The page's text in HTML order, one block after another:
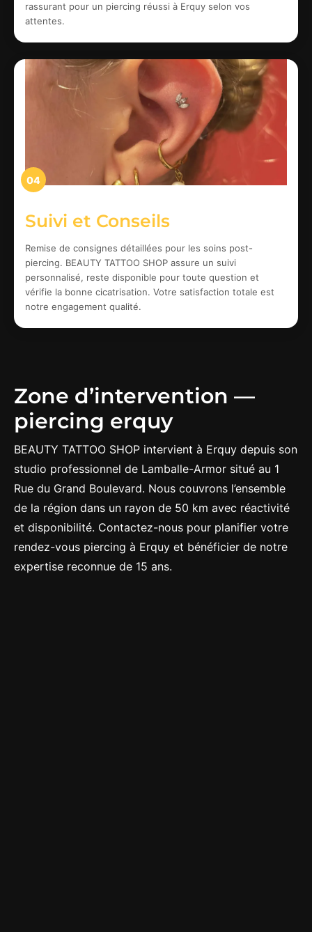
rassurant pour un piercing réussi à Erquy selon vos
attentes.
04
Suivi et Conseils
Remise de consignes détaillées pour les soins post-
piercing. BEAUTY TATTOO SHOP assure un suivi
personnalisé, reste disponible pour toute question et
vérifie la bonne cicatrisation. Votre satisfaction totale est
notre engagement qualité.
Zone d’intervention —
piercing erquy
BEAUTY TATTOO SHOP intervient à Erquy depuis son
studio professionnel de Lamballe-Armor situé au 1
Rue du Grand Boulevard. Nous couvrons l’ensemble
de la région dans un rayon de 50 km avec réactivité
et disponibilité. Contactez-nous pour planifier votre
rendez-vous piercing à Erquy et bénéficier de notre
expertise reconnue de 15 ans.